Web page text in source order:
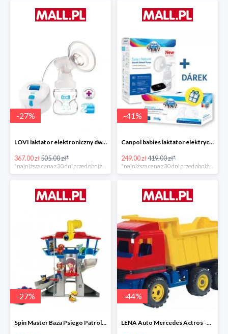
-27%
LOVI laktator elektroniczny dwufazowy Prolactis -27%
367.00 zł505.00 zł*
-41%
Canpol babies laktator elektryczny EASY NATURAL -40%
249.00 zł419.00 zł*
-27%
Spin Master Baza Psiego Patrolu -27%
-44%
LENA Auto Mercedes Actros -43%